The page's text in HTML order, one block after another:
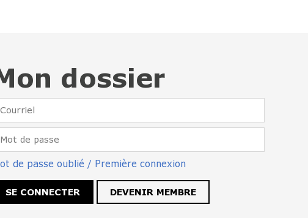
dossier
de passe oublié / Première connexion
DEVENIR MEMBRE